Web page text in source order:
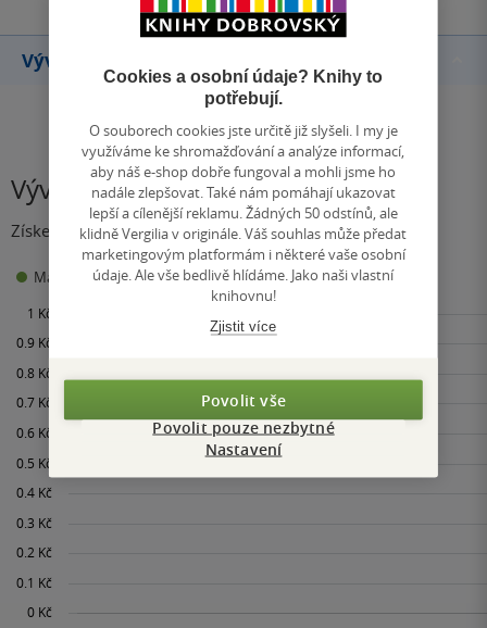
Vývoj ceny
Vývoj ceny
Získejte přehled o vývoji ceny za posledních 60 dní.
Maloobchodní cena Minimální prodejní cena:0 Kč
Cookies a osobní údaje? Knihy to
potřebují.
O souborech cookies jste určitě již slyšeli. I my je
využíváme ke shromažďování a analýze informací,
aby náš e-shop dobře fungoval a mohli jsme ho
nadále zlepšovat. Také nám pomáhají ukazovat
lepší a cílenější reklamu. Žádných 50 odstínů, ale
klidně Vergilia v originále. Váš souhlas může předat
marketingovým platformám i některé vaše osobní
údaje. Ale vše bedlivě hlídáme. Jako naši vlastní
knihovnu!
Zjistit více
Povolit vše
Povolit pouze nezbytné
Nastavení